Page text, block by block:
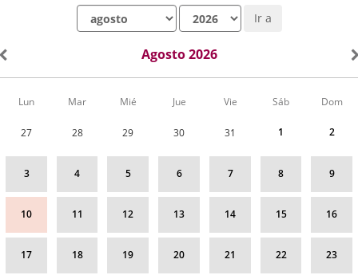
Ir a
Agosto 2026
Calendario
correspondiente
Lun Mar Mié Jue Vie Sáb Dom
27 28 29 30 31 1 2
3 4 5 6 7 8 9
10 11 12 13 14 15 16
17 18 19 20 21 22 23